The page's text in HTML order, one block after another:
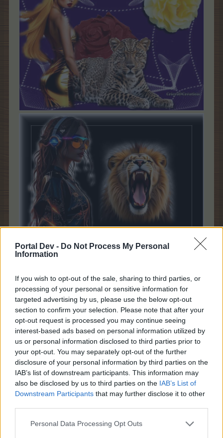
Portal Dev - Do Not Process My Personal
Information
If you wish to opt-out of the sale, sharing to third parties, or
processing of your personal or sensitive information for
targeted advertising by us, please use the below opt-out
section to confirm your selection. Please note that after your
opt-out request is processed you may continue seeing
interest-based ads based on personal information utilized by
us or personal information disclosed to third parties prior to
your opt-out. You may separately opt-out of the further
disclosure of your personal information by third parties on the
IAB’s list of downstream participants. This information may
also be disclosed by us to third parties on the IAB’s List of
Downstream Participants that may further disclose it to other
Personal Data Processing Opt Outs
mizou57 CHrysNatjel meloeee aiment votre message.